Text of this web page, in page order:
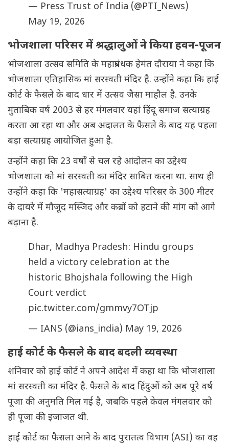
— Press Trust of India (@PTI_News)
May 19, 2026
भोजशाला परिसर में श्रद्धालुओं ने किया हवन-पूजन
भोजशाला उत्सव समिति के महाप्रबंधक हेमंत दौराया ने कहा कि
भोजशाला एतिहासिक मां सरस्वती मंदिर है. उन्होंने कहा कि हाई
कोर्ट के फैसले के बाद धार में उत्सव जैसा माहौल है. उनके
मुताबिक वर्ष 2003 से हर मंगलवार यहां हिंदू समाज सत्याग्रह
करता आ रहा था और अब अदालत के फैसले के बाद यह पहला
बड़ा सत्याग्रह आयोजित हुआ है.
उन्होंने कहा कि 23 वर्षों से चल रहे आंदोलन का उद्देश्य
भोजशाला को मां सरस्वती का मंदिर साबित करना था. साथ ही
उन्होंने कहा कि 'महासत्याग्रह' का उद्देश्य परिसर के 300 मीटर
के दायरे में मौजूद मस्जिद और कब्रों को हटाने की मांग को आगे
बढ़ाना है.
Dhar, Madhya Pradesh: Hindu groups
held a victory celebration at the
historic Bhojshala following the High
Court verdict
pic.twitter.com/gmmvy7OTjp
— IANS (@ians_india) May 19, 2026
हाई कोर्ट के फैसले के बाद बदली व्यवस्था
शनिवार को हाई कोर्ट ने अपने आदेश में कहा था कि भोजशाला
मां सरस्वती का मंदिर है. फैसले के बाद हिंदुओं को अब पूरे वर्ष
पूजा की अनुमति मिल गई है, जबकि पहले केवल मंगलवार को
ही पूजा की इजाजत थी.
हाई कोर्ट का फैसला आने के बाद पुरातत्व विभाग (ASI) का वह